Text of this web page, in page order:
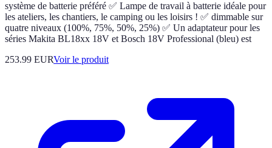
système de batterie préféré ✅ Lampe de travail à batterie idéale pour
les ateliers, les chantiers, le camping ou les loisirs ! ✅ dimmable sur
quatre niveaux (100%, 75%, 50%, 25%) ✅ Un adaptateur pour les
séries Makita BL18xx 18V et Bosch 18V Professional (bleu) est
253.99 EURVoir le produit